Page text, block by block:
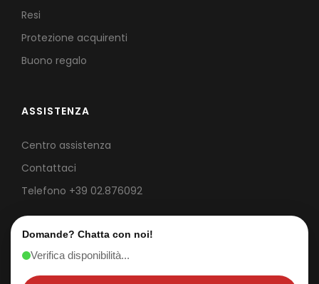
Resi
Protezione acquirenti
Buono regalo
ASSISTENZA
Centro assistenza
Contattaci
Telefono +39 02.876092
Domande? Chatta con noi!
Verifica disponibilità...